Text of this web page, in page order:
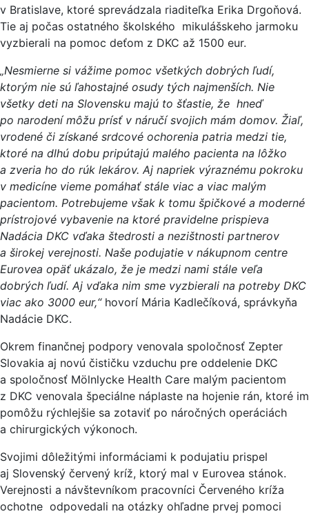
v Bratislave, ktoré sprevádzala riaditeľka Erika Drgoňová.
Tie aj počas ostatného školského mikulášskeho jarmoku
vyzbierali na pomoc deťom z DKC až 1500 eur.
„Nesmierne si vážime pomoc všetkých dobrých ľudí,
ktorým nie sú ľahostajné osudy tých najmenších. Nie
všetky deti na Slovensku majú to šťastie, že hneď
po narodení môžu prísť v náručí svojich mám domov. Žiaľ,
vrodené či získané srdcové ochorenia patria medzi tie,
ktoré na dlhú dobu pripútajú malého pacienta na lôžko
a zveria ho do rúk lekárov. Aj napriek výraznému pokroku
v medicíne vieme pomáhať stále viac a viac malým
pacientom. Potrebujeme však k tomu špičkové a moderné
prístrojové vybavenie na ktoré pravidelne prispieva
Nadácia DKC vďaka štedrosti a nezištnosti partnerov
a širokej verejnosti. Naše podujatie v nákupnom centre
Eurovea opäť ukázalo, že je medzi nami stále veľa
dobrých ľudí. Aj vďaka nim sme vyzbierali na potreby DKC
viac ako 3000 eur,“ hovorí Mária Kadlečíková, správkyňa
Nadácie DKC.
Okrem finančnej podpory venovala spoločnosť Zepter
Slovakia aj novú čističku vzduchu pre oddelenie DKC
a spoločnosť Mölnlycke Health Care malým pacientom
z DKC venovala špeciálne náplaste na hojenie rán, ktoré im
pomôžu rýchlejšie sa zotaviť po náročných operáciách
a chirurgických výkonoch.
Svojimi dôležitými informáciami k podujatiu prispel
aj Slovenský červený kríž, ktorý mal v Eurovea stánok.
Verejnosti a návštevníkom pracovníci Červeného kríža
ochotne odpovedali na otázky ohľadne prvej pomoci